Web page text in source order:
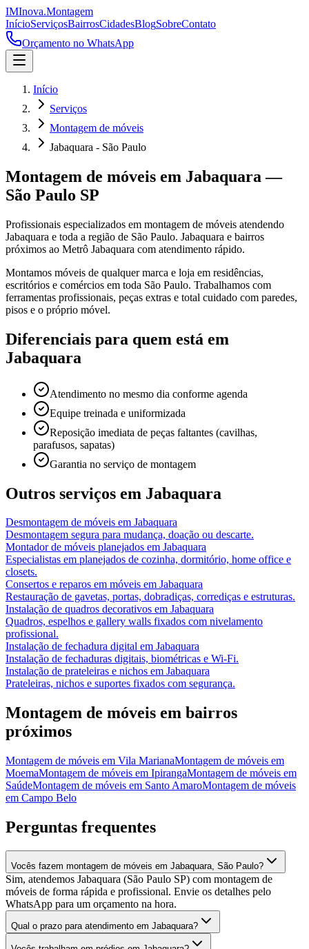
IMInova.Montagem
InícioServiçosBairrosCidadesBlogSobreContato
Orçamento no WhatsApp
Início
Serviços
Montagem de móveis
Jabaquara - São Paulo
Montagem de móveis em Jabaquara —
São Paulo SP
Profissionais especializados em montagem de móveis atendendo
Jabaquara e toda a região de São Paulo. Jabaquara e bairros
próximos ao Metrô Jabaquara com atendimento rápido.
Montamos móveis de qualquer marca e loja em residências,
escritórios e comércios em toda São Paulo. Trabalhamos com
ferramentas profissionais, peças extras e total cuidado com paredes,
pisos e o próprio móvel.
Diferenciais para quem está em
Jabaquara
Atendimento no mesmo dia conforme agenda
Equipe treinada e uniformizada
Reposição imediata de peças faltantes (cavilhas,
parafusos, sapatas)
Garantia no serviço de montagem
Outros serviços em Jabaquara
Desmontagem de móveis em Jabaquara
Desmontagem segura para mudança, doação ou descarte.
Montador de móveis planejados em Jabaquara
Especialistas em planejados de cozinha, dormitório, home office e
closets.
Consertos e reparos em móveis em Jabaquara
Restauração de gavetas, portas, dobradiças, corrediças e estruturas.
Instalação de quadros decorativos em Jabaquara
Quadros, espelhos e gallery walls fixados com nivelamento
profissional.
Instalação de fechadura digital em Jabaquara
Instalação de fechaduras digitais, biométricas e Wi-Fi.
Instalação de prateleiras e nichos em Jabaquara
Prateleiras, nichos e suportes fixados com segurança.
Montagem de móveis em bairros
próximos
Montagem de móveis em Vila MarianaMontagem de móveis em
MoemaMontagem de móveis em IpirangaMontagem de móveis em
SaúdeMontagem de móveis em Santo AmaroMontagem de móveis
em Campo Belo
Perguntas frequentes
Vocês fazem montagem de móveis em Jabaquara, São Paulo?
Sim, atendemos Jabaquara (São Paulo SP) com montagem de
móveis de forma rápida e profissional. Envie os detalhes pelo
WhatsApp para um orçamento na hora.
Qual o prazo para atendimento em Jabaquara?